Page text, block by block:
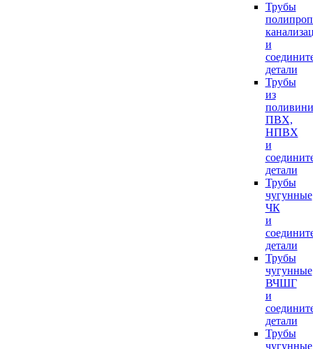
Трубы
и
детали
Трубы
из
ПВХ,
НПВХ
и
детали
Трубы
чугунные
ЧК
и
детали
Трубы
чугунные
ВЧШГ
и
детали
Трубы
чугунные